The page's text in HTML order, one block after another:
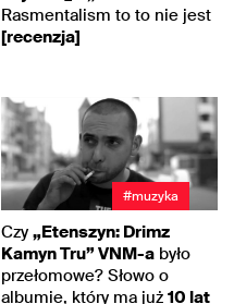
Rasmentalism to to nie jest
[recenzja]
#muzyka
Czy „Etenszyn: Drimz
Kamyn Tru” VNM-a było
przełomowe? Słowo o
albumie, który ma już 10 lat